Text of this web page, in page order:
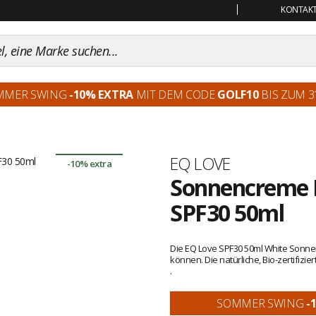
SWING -10% EXTRAMIT DEM CODEGOLF10BIS ZUM
-10% extra Marke
EQ LOVE
SPF30 50ml
Die EQ Love SPF30 50ml White
können. Die natürliche, Bio-
.
SOMMER SWING -